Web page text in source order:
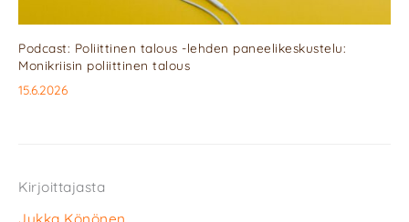
Podcast: Poliittinen talous -lehden paneelikeskustelu:
Monikriisin poliittinen talous
15.6.2026
Kirjoittajasta